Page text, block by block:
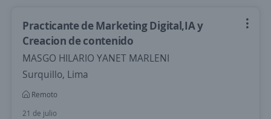
Practicante de Marketing Digital,IA y
Creacion de contenido
MASGO HILARIO YANET MARLENI
Surquillo, Lima
Remoto
21 de julio